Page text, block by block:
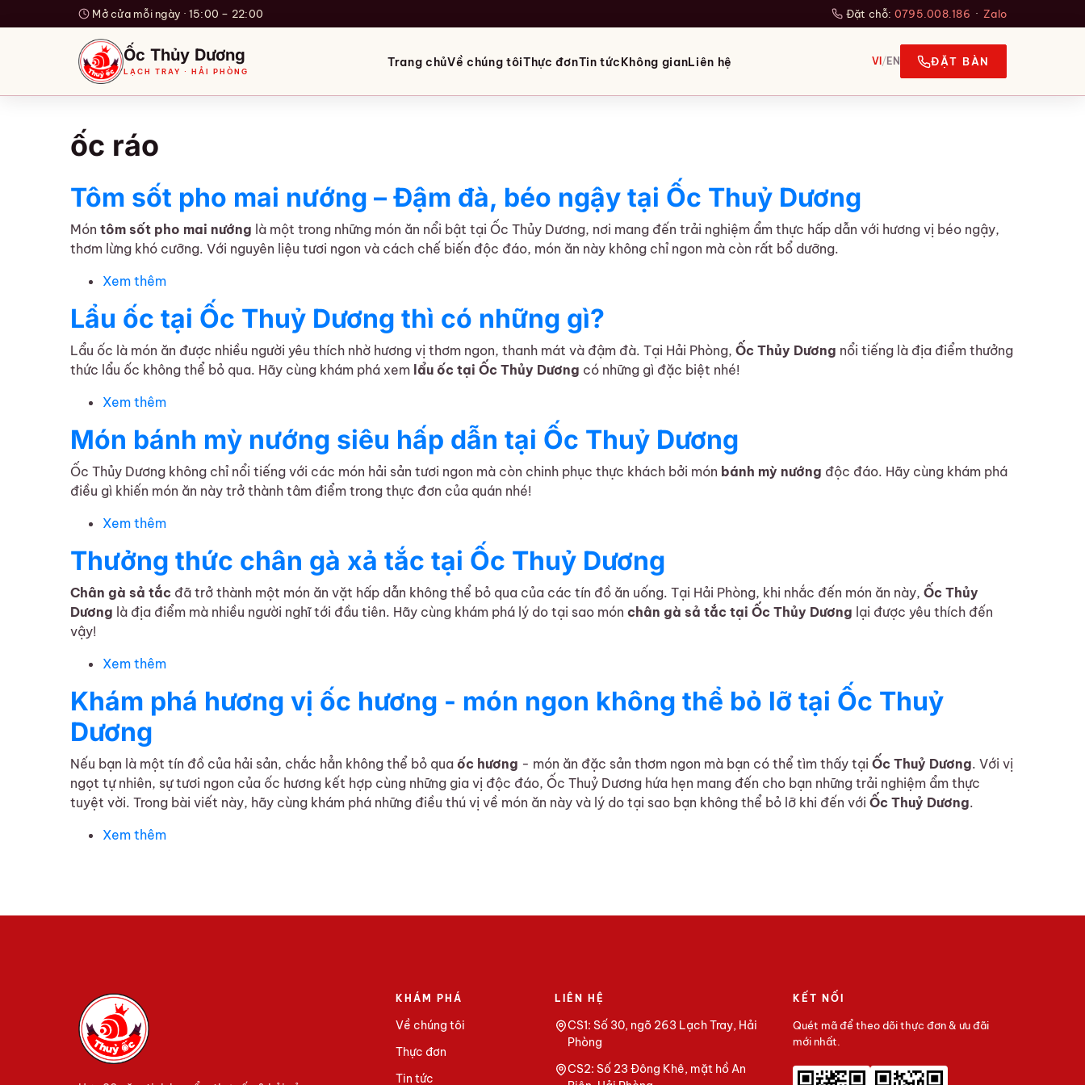
Mở cửa mỗi ngày · 15:00 – 22:00 Đặt chỗ: 0795.008.186 · Zalo
Ốc Thủy Dương
LẠCH TRAY · HẢI PHÒNG
Trang chủVề chúng tôiThực đơnTin tứcKhông gianLiên hệ VI /EN ĐẶT BÀN
ốc ráo
Tôm sốt pho mai nướng – Đậm đà, béo ngậy tại Ốc Thuỷ Dương
Món tôm sốt pho mai nướng là một trong những món ăn nổi bật tại Ốc Thủy Dương, nơi mang đến trải nghiệm ẩm thực hấp dẫn với hương vị béo ngậy,
thơm lừng khó cưỡng. Với nguyên liệu tươi ngon và cách chế biến độc đáo, món ăn này không chỉ ngon mà còn rất bổ dưỡng.
Xem thêm
Lẩu ốc tại Ốc Thuỷ Dương thì có những gì?
Lẩu ốc là món ăn được nhiều người yêu thích nhờ hương vị thơm ngon, thanh mát và đậm đà. Tại Hải Phòng, Ốc Thủy Dương nổi tiếng là địa điểm thưởng
thức lẩu ốc không thể bỏ qua. Hãy cùng khám phá xem lẩu ốc tại Ốc Thủy Dương có những gì đặc biệt nhé!
Xem thêm
Món bánh mỳ nướng siêu hấp dẫn tại Ốc Thuỷ Dương
Ốc Thủy Dương không chỉ nổi tiếng với các món hải sản tươi ngon mà còn chinh phục thực khách bởi món bánh mỳ nướng độc đáo. Hãy cùng khám phá
điều gì khiến món ăn này trở thành tâm điểm trong thực đơn của quán nhé!
Xem thêm
Thưởng thức chân gà xả tắc tại Ốc Thuỷ Dương
Chân gà sả tắc đã trở thành một món ăn vặt hấp dẫn không thể bỏ qua của các tín đồ ăn uống. Tại Hải Phòng, khi nhắc đến món ăn này, Ốc Thủy
Dương là địa điểm mà nhiều người nghĩ tới đầu tiên. Hãy cùng khám phá lý do tại sao món chân gà sả tắc tại Ốc Thủy Dương lại được yêu thích đến
vậy!
Xem thêm
Khám phá hương vị ốc hương - món ngon không thể bỏ lỡ tại Ốc Thuỷ
Dương
Nếu bạn là một tín đồ của hải sản, chắc hẳn không thể bỏ qua ốc hương - món ăn đặc sản thơm ngon mà bạn có thể tìm thấy tại Ốc Thuỷ Dương. Với vị
ngọt tự nhiên, sự tươi ngon của ốc hương kết hợp cùng những gia vị độc đáo, Ốc Thuỷ Dương hứa hẹn mang đến cho bạn những trải nghiệm ẩm thực
tuyệt vời. Trong bài viết này, hãy cùng khám phá những điều thú vị về món ăn này và lý do tại sao bạn không thể bỏ lỡ khi đến với Ốc Thuỷ Dương.
Xem thêm
KHÁM PHÁ
Về chúng tôi
Thực đơn
Tin tức
LIÊN HỆ
CS1: Số 30, ngõ 263 Lạch Tray, Hải
Phòng
CS2: Số 23 Đông Khê, mặt hồ An
KẾT NỐI
Quét mã để theo dõi thực đơn & ưu đãi
mới nhất.